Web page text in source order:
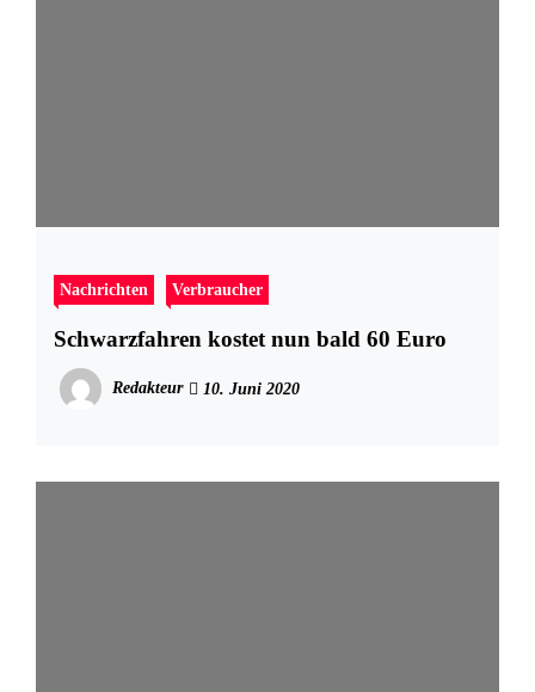
Nachrichten Verbraucher
Schwarzfahren kostet nun bald 60 Euro
Redakteur 10. Juni 2020